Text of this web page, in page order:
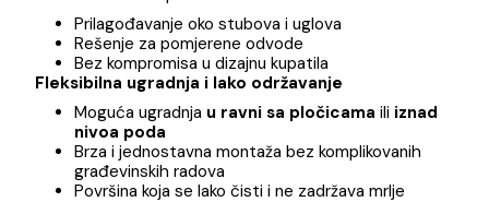
Neupijajuća iantibakterijska površina
Visoka otpornost naudarce i hemikalije
Otporna na vlagu i buđ
Jednostavno i brzo održavanje
Sječenje po mjeri prostora
COPEN tuš kadice mogu se sjeći direktno na licu
mjesta tokom montaže, što ih čini idealnim
za nestandardne prostore: